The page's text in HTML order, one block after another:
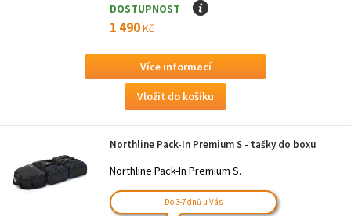
DOSTUPNOST I
1 490Kč
Více informací
Northline Pack-In Premium S - tašky do boxu
Northline Pack-In Premium S.
Do 3-7 dnů u Vás